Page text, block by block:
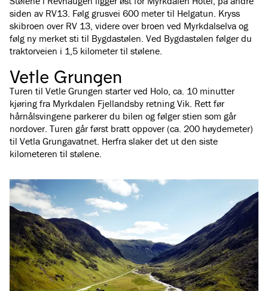
siden av RV13. Følg grusvei 600 meter til Helgatun. Kryss
skibroen over RV 13, videre over broen ved Myrkdalselva og
følg ny merket sti til Bygdastølen. Ved Bygdastølen følger du
traktorveien i 1,5 kilometer til stølene.
Vetle Grungen
Turen til Vetle Grungen starter ved Holo, ca. 10 minutter
kjøring fra Myrkdalen Fjellandsby retning Vik. Rett før
hårnålsvingene parkerer du bilen og følger stien som går
nordover. Turen går først bratt oppover (ca. 200 høydemeter)
til Vetla Grungavatnet. Herfra slaker det ut den siste
kilometeren til stølene.